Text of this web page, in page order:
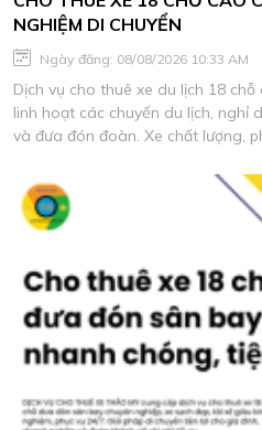
NGHIỆM DI CHUYỂN
Ngày đăng: 08/08/2026 10:33 AM
Dịch vụ cho thuê xe du lịch 18
linh hoạt các chuyến du lịch, nghỉ
và đưa đón đoàn. Xe chất lượng,